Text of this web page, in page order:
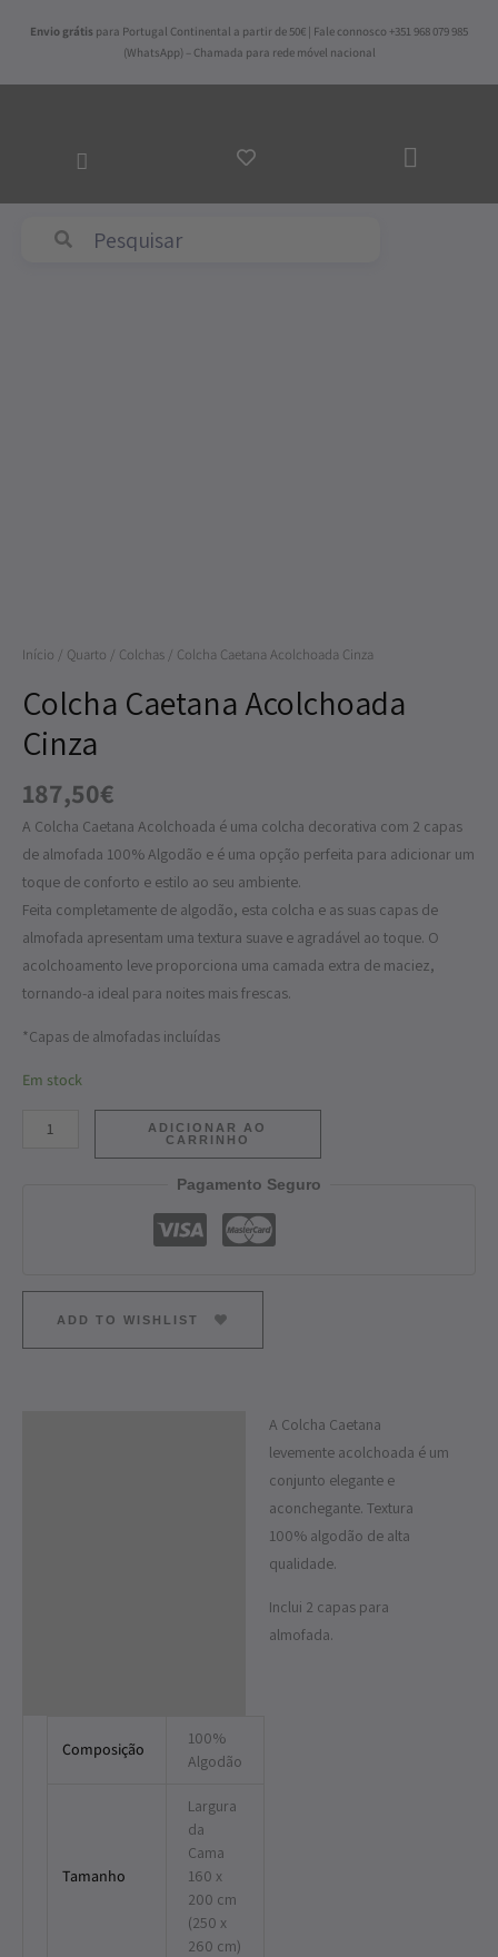
Envio grátis para Portugal Continental a partir de 50€ | Fale connosco +351 968 079 985
(WhatsApp) – Chamada para rede móvel nacional
AO
Início / Quarto / Colchas / Colcha Caetana Acolchoada Cinza
Colcha Caetana Acolchoada
Cinza
187,50€
A Colcha Caetana Acolchoada é uma colcha decorativa com 2 capas
de almofada 100% Algodão e é uma opção perfeita para adicionar um
toque de conforto e estilo ao seu ambiente.
Feita completamente de algodão, esta colcha e as suas capas de
almofada apresentam uma textura suave e agradável ao toque. O
acolchoamento leve proporciona uma camada extra de maciez,
tornando-a ideal para noites mais frescas.
*Capas de almofadas incluídas
Em stock
ADICIONAR AO
CARRINHO
Pagamento Seguro
ADD TO WISHLIST
A Colcha Caetana
levemente acolchoada é um
conjunto elegante e
aconchegante. Textura
100% algodão de alta
qualidade.
Inclui 2 capas para
almofada.
Composição
100%
Algodão
Tamanho
Largura
da
Cama
160 x
200 cm
(250 x
260 cm)